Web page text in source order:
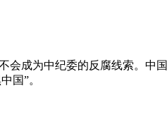
成为中纪委的反腐线索。中
国”。